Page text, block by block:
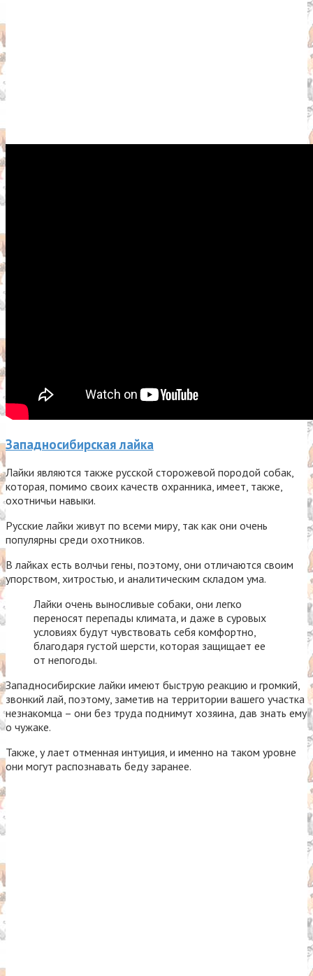
Западносибирская лайка
Лайки являются также русской сторожевой породой собак,
которая, помимо своих качеств охранника, имеет, также,
охотничьи навыки.
Русские лайки живут по всеми миру, так как они очень
популярны среди охотников.
В лайках есть волчьи гены, поэтому, они отличаются своим
упорством, хитростью, и аналитическим складом ума.
Лайки очень выносливые собаки, они легко
переносят перепады климата, и даже в суровых
условиях будут чувствовать себя комфортно,
благодаря густой шерсти, которая защищает ее
от непогоды.
Западносибирские лайки имеют быструю реакцию и громкий,
звонкий лай, поэтому, заметив на территории вашего участка
незнакомца – они без труда поднимут хозяина, дав знать ему
о чужаке.
Также, у лает отменная интуиция, и именно на таком уровне
они могут распознавать беду заранее.